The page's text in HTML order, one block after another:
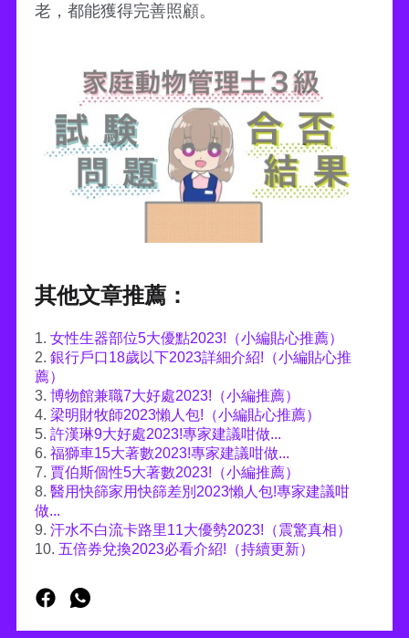
老，都能獲得完善照顧。
其他文章推薦：
1. 女性生器部位5大優點2023!（小編貼心推薦）
2. 銀行戶口18歲以下2023詳細介紹!（小編貼心推
薦）
3. 博物館兼職7大好處2023!（小編推薦）
4. 梁明財牧師2023懶人包!（小編貼心推薦）
5. 許漢琳9大好處2023!專家建議咁做...
6. 福獅車15大著數2023!專家建議咁做...
7. 賈伯斯個性5大著數2023!（小編推薦）
8. 醫用快篩家用快篩差別2023懶人包!專家建議咁
做...
9. 汗水不白流卡路里11大優勢2023!（震驚真相）
10. 五倍券兌換2023必看介紹!（持續更新）